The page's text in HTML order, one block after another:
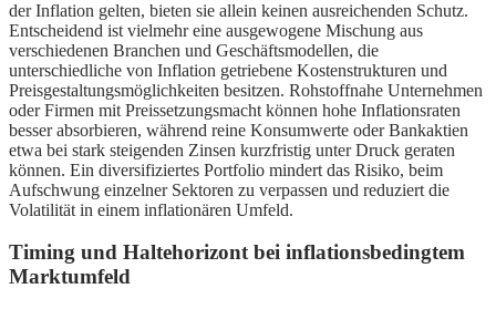
der Inflation gelten, bieten sie allein keinen ausreichenden Schutz.
Entscheidend ist vielmehr eine ausgewogene Mischung aus
verschiedenen Branchen und Geschäftsmodellen, die
unterschiedliche von Inflation getriebene Kostenstrukturen und
Preisgestaltungsmöglichkeiten besitzen. Rohstoffnahe Unternehmen
oder Firmen mit Preissetzungsmacht können hohe Inflationsraten
besser absorbieren, während reine Konsumwerte oder Bankaktien
etwa bei stark steigenden Zinsen kurzfristig unter Druck geraten
können. Ein diversifiziertes Portfolio mindert das Risiko, beim
Aufschwung einzelner Sektoren zu verpassen und reduziert die
Volatilität in einem inflationären Umfeld.
Timing und Haltehorizont bei inflationsbedingtem
Marktumfeld